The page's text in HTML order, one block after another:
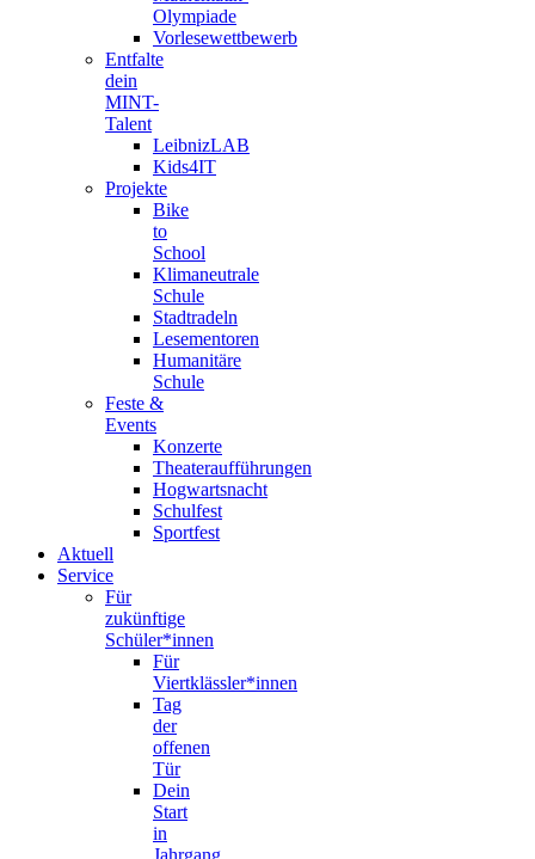
Olympiade
Vorlesewettbewerb
Entfalte
dein
MINT-
Talent
LeibnizLAB
Kids4IT
Projekte
Bike
to
School
Klimaneutrale
Schule
Stadtradeln
Lesementoren
Humanitäre
Schule
Feste &
Events
Konzerte
Theateraufführungen
Hogwartsnacht
Schulfest
Sportfest
Aktuell
Service
Für
zukünftige
Schüler*innen
Für
Viertklässler*innen
Tag
der
offenen
Tür
Dein
Start
in
Jahrgang